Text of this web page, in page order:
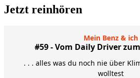
Jetzt reinhören